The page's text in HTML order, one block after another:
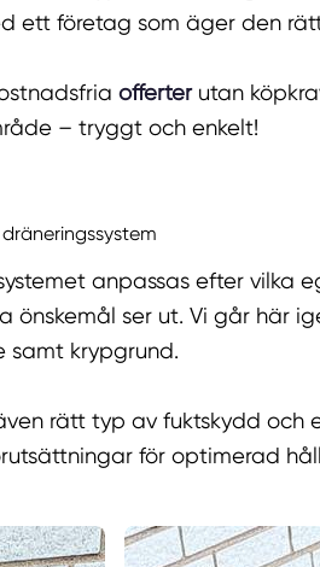
ett företag som äger den
offerterutan
– tryggt och enkelt!
anpassas efter vilka
önskemål ser ut. Vi går här
samt krypgrund.
rätt typ av fuktskydd och
för optimerad